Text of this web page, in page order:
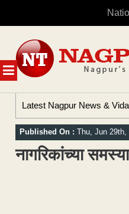
MENU
content
Latest Nagpur News &
Published On : Thu, Jun 29th,
नागरिकांच्या